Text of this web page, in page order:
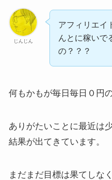
じんじん
アフィリエイ
んとに稼いで
の？？？
何もかもが毎日毎日０円
ありがたいことに最近は
結果が出てきています。
まだまだ目標は果てしな